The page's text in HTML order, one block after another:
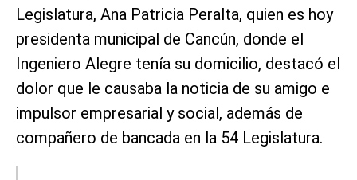
Legislatura, Ana Patricia Peralta, quien es hoy
presidenta municipal de Cancún, donde el
Ingeniero Alegre tenía su domicilio, destacó el
dolor que le causaba la noticia de su amigo e
impulsor empresarial y social, además de
compañero de bancada en la 54 Legislatura.